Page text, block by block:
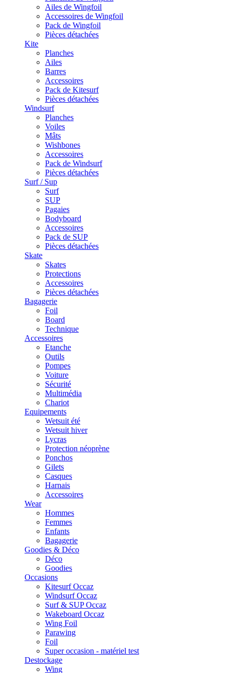
Ailes de Wingfoil
Accessoires de Wingfoil
Pack de Wingfoil
Pièces détachées
Kite
Planches
Ailes
Barres
Accessoires
Pack de Kitesurf
Pièces détachées
Windsurf
Planches
Voiles
Mâts
Wishbones
Accessoires
Pack de Windsurf
Pièces détachées
Surf / Sup
Surf
SUP
Pagaies
Bodyboard
Accessoires
Pack de SUP
Pièces détachées
Skate
Skates
Protections
Accessoires
Pièces détachées
Bagagerie
Foil
Board
Technique
Accessoires
Etanche
Outils
Pompes
Voiture
Sécurité
Multimédia
Chariot
Equipements
Wetsuit été
Wetsuit hiver
Lycras
Protection néoprène
Ponchos
Gilets
Casques
Harnais
Accessoires
Wear
Hommes
Femmes
Enfants
Bagagerie
Goodies & Déco
Déco
Goodies
Occasions
Kitesurf Occaz
Windsurf Occaz
Surf & SUP Occaz
Wakeboard Occaz
Wing Foil
Parawing
Foil
Super occasion - matériel test
Destockage
Wing